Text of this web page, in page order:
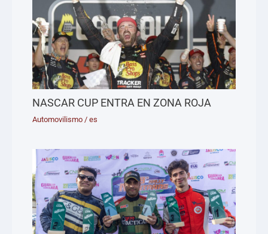
NASCAR CUP ENTRA EN ZONA ROJA
Automovilismo /es